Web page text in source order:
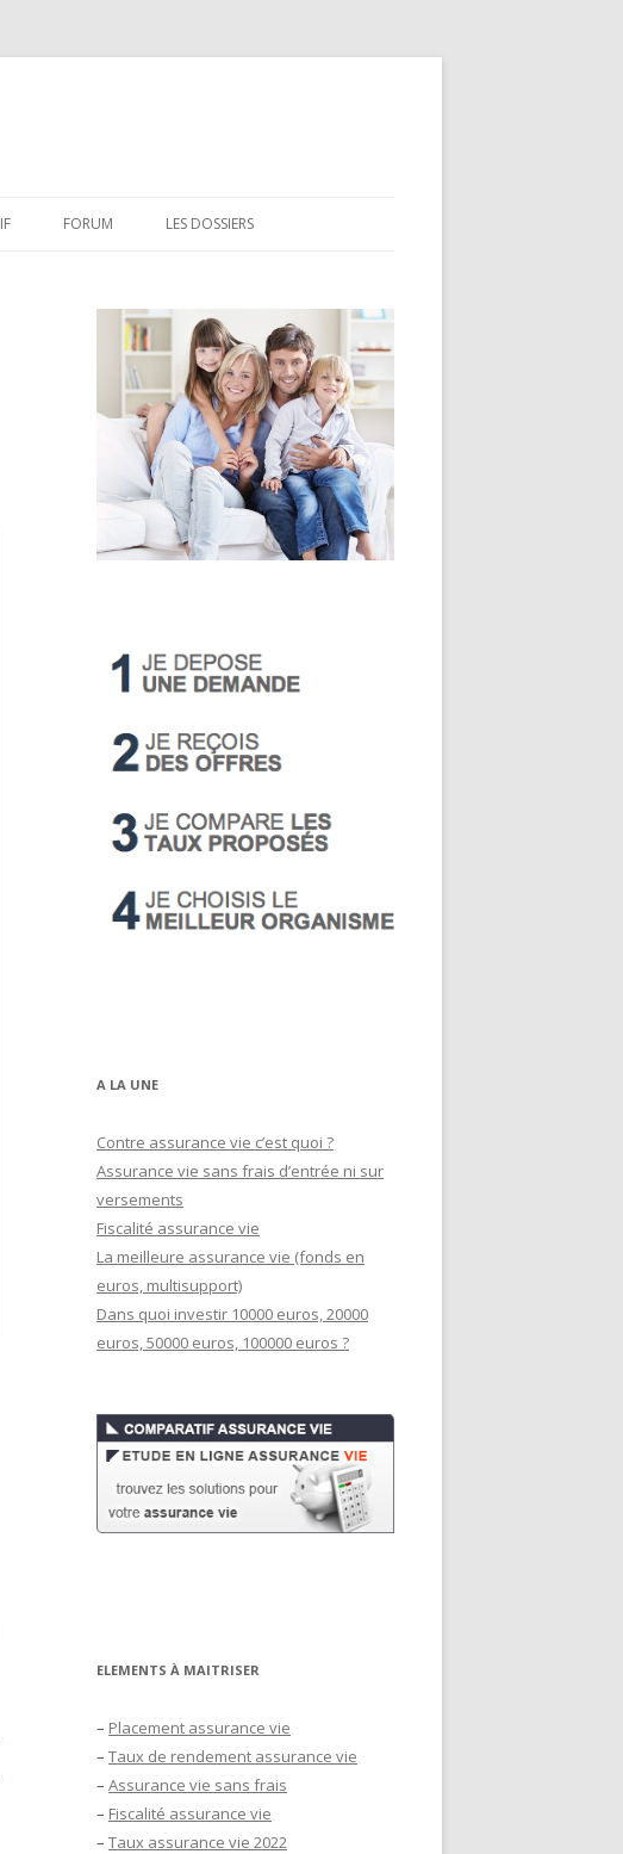
FORUM LES DOSSIERS
CODEVI
COMPTE À TERME
CSL
LDD
LEP
PEL
PERP
A LA UNE
Contre assurance vie c’est quoi ?
Assurance vie sans frais d’entrée ni sur
versements
Fiscalité assurance vie
La meilleure assurance vie (fonds en
euros, multisupport)
Dans quoi investir 10000 euros, 20000
euros, 50000 euros, 100000 euros ?
ELEMENTS À MAITRISER
– Placement assurance vie
– Taux de rendement assurance vie
– Assurance vie sans frais
– Fiscalité assurance vie
– Taux assurance vie 2022